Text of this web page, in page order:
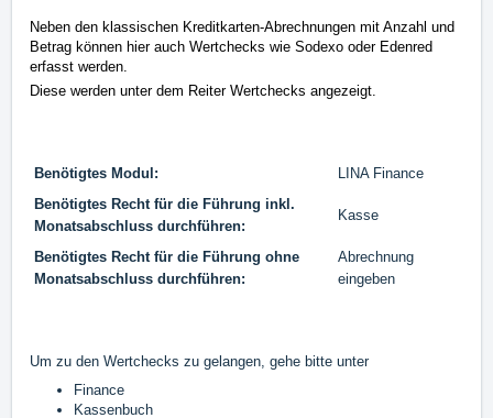
Neben den klassischen Kreditkarten-Abrechnungen mit Anzahl und
Betrag können hier auch Wertchecks wie Sodexo oder Edenred
erfasst werden.
Diese werden unter dem Reiter Wertchecks angezeigt.
Benötigtes Modul:
LINA Finance
Benötigtes Recht für die Führung inkl.
Monatsabschluss durchführen:
Kasse
Benötigtes Recht für die Führung ohne
Monatsabschluss durchführen:
Abrechnung
eingeben
Um zu den Wertchecks zu gelangen, gehe bitte unter
Finance
Kassenbuch